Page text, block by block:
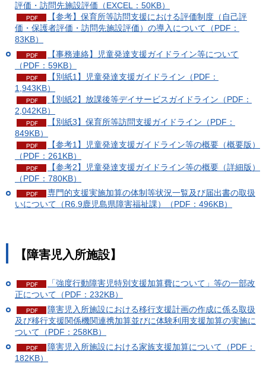
評価・訪問先施設評価（EXCEL：50KB）
【参考】保育所等訪問支援における評価制度（自己評
価・保護者評価・訪問先施設評価）の導入について（PDF：
83KB）
【事務連絡】児童発達支援ガイドライン等について
（PDF：59KB）
【別紙1】児童発達支援ガイドライン（PDF：
1,943KB）
【別紙2】放課後等デイサービスガイドライン（PDF：
2,042KB）
【別紙3】保育所等訪問支援ガイドライン（PDF：
849KB）
【参考1】児童発達支援ガイドライン等の概要（概要版）
（PDF：261KB）
【参考2】児童発達支援ガイドライン等の概要（詳細版）
（PDF：780KB）
専門的支援実施加算の体制等状況一覧及び届出書の取扱
いについて（R6.9鹿児島県障害福祉課）（PDF：496KB）
【障害児入所施設】
「強度行動障害児特別支援加算費について」等の一部改
正について（PDF：232KB）
障害児入所施設における移行支援計画の作成に係る取扱
及び移行支援関係機関連携加算並びに体験利用支援加算の実施に
ついて（PDF：258KB）
障害児入所施設における家族支援加算について（PDF：
182KB）